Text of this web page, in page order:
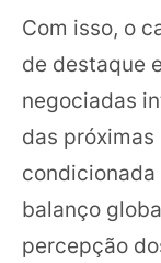
Com isso, o
de destaque
negociadas
das
condicionada
balanço
percepção